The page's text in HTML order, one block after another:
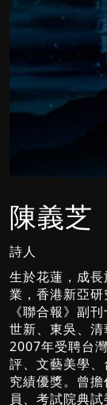
陳義芝
詩人
生於花蓮，成
業，香港新亞
《聯合報》副
世新、東吳、清
2007年受聘台
評、文藝美學
究績優獎。曾
員、考試院典